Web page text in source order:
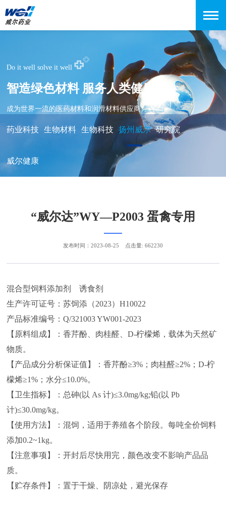
Do it well solve it well
智造绿色材料 服务人类健康
成为世界一流的医药材料和润滑材料供应商
药业科技 生物材料 生物科技 扬州威尔 研究院
威尔健康
“威尔达”WY—P2003 蛋禽专用
混合型饲料添加剂 诱食剂
生产许可证号：苏饲添（2023）H10022
产品标准编号：Q/321003 YW001-2023
【原料组成】：香芹酚、肉桂醛、D-柠檬烯，载体为天然矿
物质。
【产品成分分析保证值】：香芹酚≥3%；肉桂醛≥2%；D-柠
檬烯≥1%；水分≤10.0%。
【卫生指标】：总砷(以 As 计)≤3.0mg/kg;铅(以 Pb
计)≤30.0mg/kg。
【使用方法】：混饲，适用于养殖各个阶段。每吨全价饲料
添加0.2~1kg。
【注意事项】：开封后尽快用完，颜色改变不影响产品品
质。
【贮存条件】：置于干燥、阴凉处，避光保存